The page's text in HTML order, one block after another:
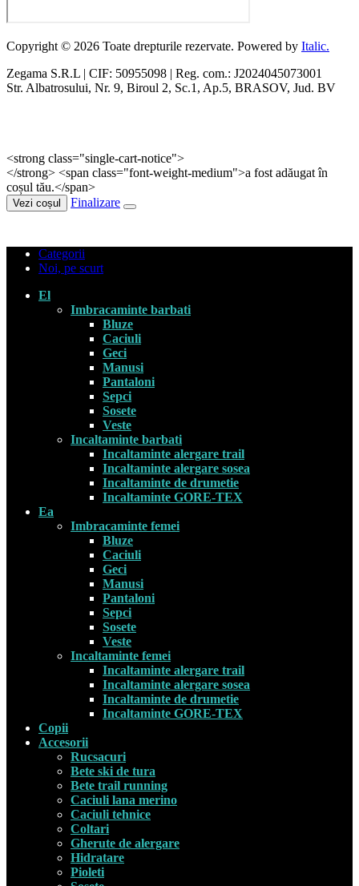
Copyright © 2026 Toate drepturile rezervate. Powered by Italic.
Zegama S.R.L | CIF: 50955098 | Reg. com.: J2024045073001
Str. Albatrosului, Nr. 9, Biroul 2, Sc.1, Ap.5, BRASOV, Jud. BV
<strong class="single-cart-notice">
</strong> <span class="font-weight-medium">a fost adăugat în
coșul tău.</span>
Vezi coșul Finalizare
Categorii
Noi, pe scurt
El
Imbracaminte barbati
Bluze
Caciuli
Geci
Manusi
Pantaloni
Sepci
Sosete
Veste
Incaltaminte barbati
Incaltaminte alergare trail
Incaltaminte alergare sosea
Incaltaminte de drumetie
Incaltaminte GORE-TEX
Ea
Imbracaminte femei
Bluze
Caciuli
Geci
Manusi
Pantaloni
Sepci
Sosete
Veste
Incaltaminte femei
Incaltaminte alergare trail
Incaltaminte alergare sosea
Incaltaminte de drumetie
Incaltaminte GORE-TEX
Copii
Accesorii
Rucsacuri
Bete ski de tura
Bete trail running
Caciuli lana merino
Caciuli tehnice
Coltari
Gherute de alergare
Hidratare
Pioleti